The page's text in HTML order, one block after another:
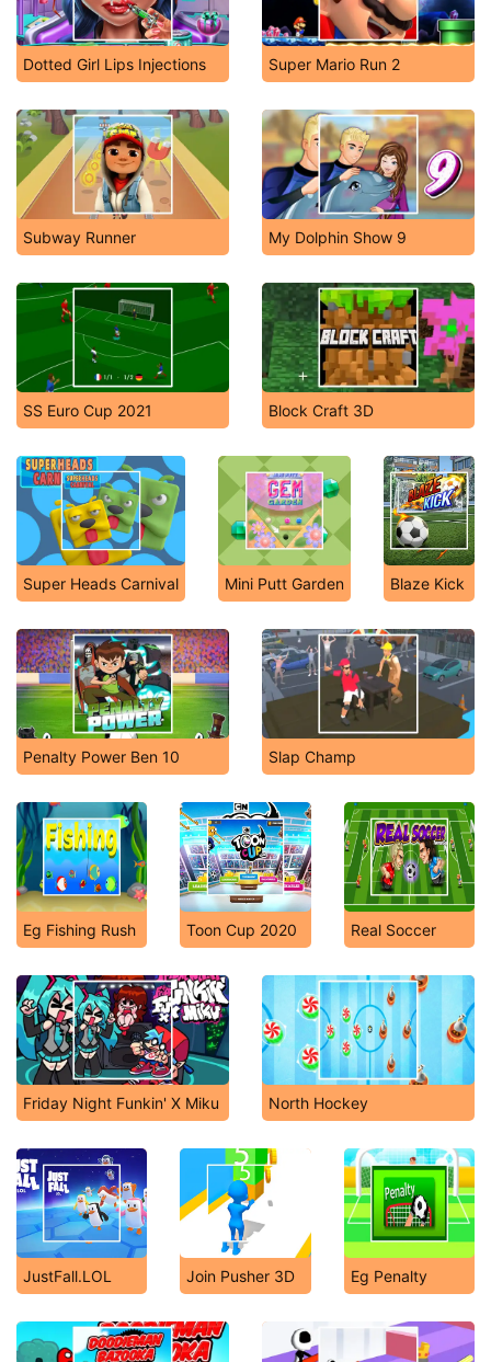
Dotted Girl Lips Injections Super Mario Run 2
Subway Runner My Dolphin Show 9
SS Euro Cup 2021 Block Craft 3D
Super Heads Carnival Mini Putt Garden Blaze Kick
Penalty Power Ben 10 Slap Champ
Eg Fishing Rush Toon Cup 2020 Real Soccer
Friday Night Funkin' X Miku North Hockey
JustFall.LOL Join Pusher 3D Eg Penalty